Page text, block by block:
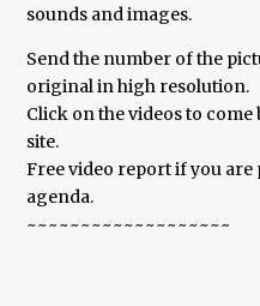
sounds and images.
Send the number of the
original in high resolution.
Click on the videos to
site.
Free video report if you
agenda.
~~~~~~~~~~~~~~~~~~~